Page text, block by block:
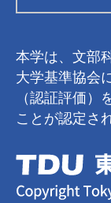
本学は、文部
大学基準協会
（認証評価
ことが認定さ